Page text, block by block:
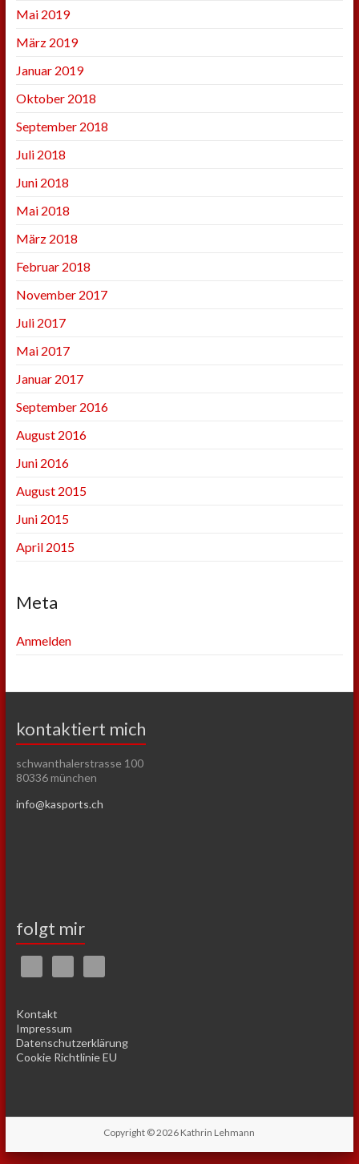
Mai 2019
März 2019
Januar 2019
Oktober 2018
September 2018
Juli 2018
Juni 2018
Mai 2018
März 2018
Februar 2018
November 2017
Juli 2017
Mai 2017
Januar 2017
September 2016
August 2016
Juni 2016
August 2015
Juni 2015
April 2015
Meta
Anmelden
kontaktiert mich
schwanthalerstrasse 100
80336 münchen
info@kasports.ch
folgt mir
Kontakt
Impressum
Datenschutzerklärung
Cookie Richtlinie EU
Copyright © 2026 Kathrin Lehmann